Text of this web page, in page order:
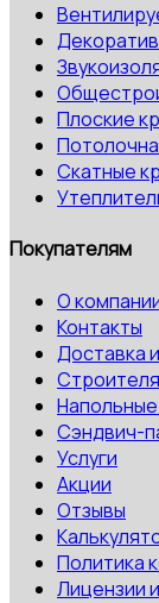
Плоские
Скатные
Покупателям
О
Контакты
Доставка
Сэндвич-
Услуги
Акции
Отзывы
Политика
Лицензии